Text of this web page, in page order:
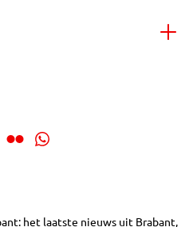
het laatste nieuws uit Brabant,